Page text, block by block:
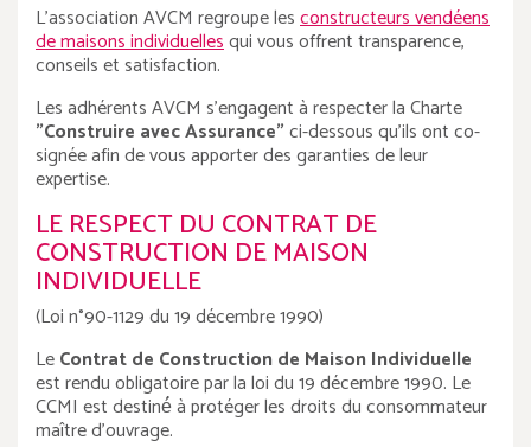
L'association AVCM regroupe lesconstructeurs vendéens
de maisons individuellesqui vous offrent transparence,
conseils et satisfaction.
Les adhérents AVCM s'engagent à respecter la Charte
"Construire avec Assurance"ci-dessous qu'ils ont co-
signée afin de vous apporter des garanties de leur
expertise.
LE RESPECT DU CONTRAT DE
CONSTRUCTION DE MAISON
INDIVIDUELLE
(Loi n°90-1129 du 19 décembre 1990)
LeContrat de Construction de Maison Individuelle
est rendu obligatoire par la loi du 19 décembre 1990. Le
CCMI est destiné́ à protéger les droits du consommateur
maître d'ouvrage.